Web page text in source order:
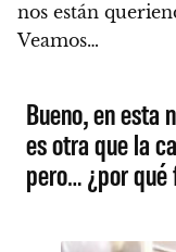
nos están
Veamos…
Bueno, en esta
es otra que la
pero… ¿por qué